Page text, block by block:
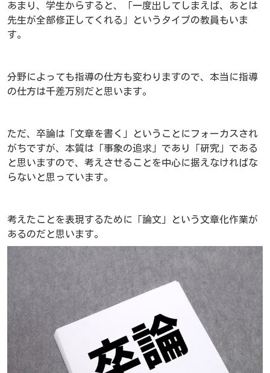
あまり、学生からすると、「一度出してしまえば、あとは
先生が全部修正してくれる」というタイプの教員もいま
す。
分野によっても指導の仕方も変わりますので、本当に指導
の仕方は千差万別だと思います。
ただ、卒論は「文章を書く」ということにフォーカスされ
がちですが、本質は「事象の追求」であり「研究」である
と思いますので、考えさせることを中心に据えなければな
らないと思っています。
考えたことを表現するために「論文」という文章化作業が
あるのだと思います。